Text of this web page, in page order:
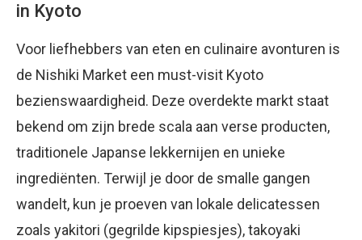
in Kyoto
Voor liefhebbers van eten en culinaire avonturen is
de Nishiki Market een must-visit Kyoto
bezienswaardigheid. Deze overdekte markt staat
bekend om zijn brede scala aan verse producten,
traditionele Japanse lekkernijen en unieke
ingrediënten. Terwijl je door de smalle gangen
wandelt, kun je proeven van lokale delicatessen
zoals yakitori (gegrilde kipspiesjes), takoyaki